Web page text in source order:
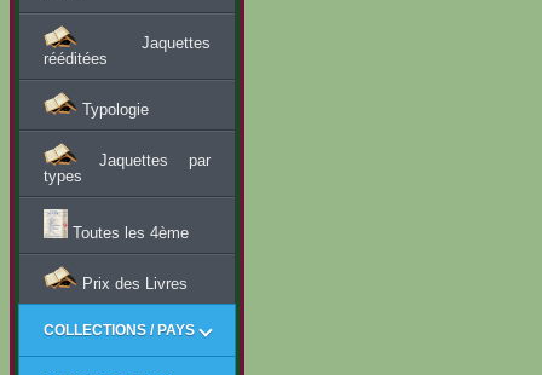
Jaquettes
rééditées
Typologie
Jaquettes par
types
Toutes les 4ème
Prix des Livres
COLLECTIONS / PAYS